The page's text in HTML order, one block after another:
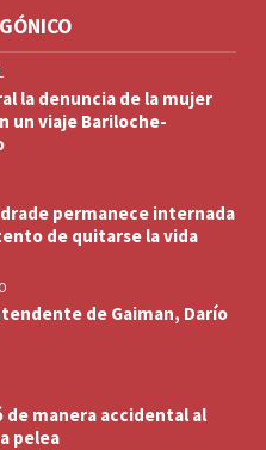
la denuncia de la mujer
un viaje Bariloche-
permanece internada
de quitarse la vida
de Gaiman, Darío
de manera accidental al
pelea